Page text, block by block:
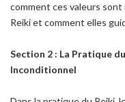
comment ces valeurs
Reiki et comment elles
Section 2 : La Pratique
Inconditionnel